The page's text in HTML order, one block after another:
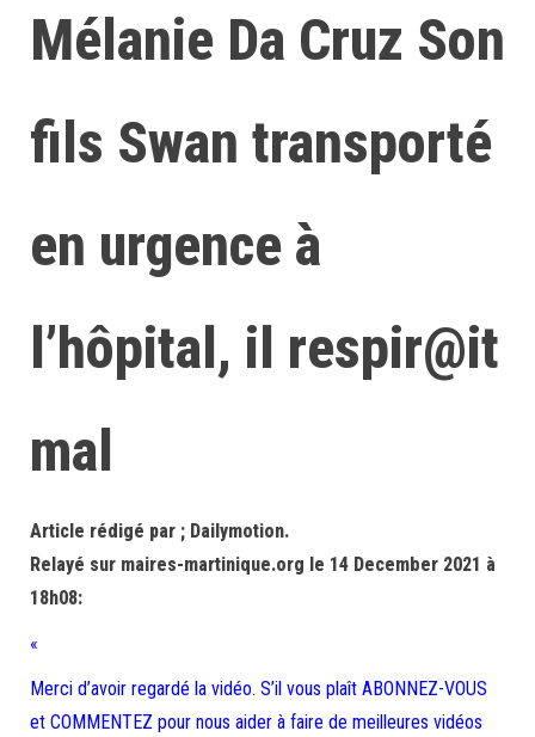
Mélanie Da Cruz Son
fils Swan transporté
en urgence à
l’hôpital, il respir@it
mal
Article rédigé par ; Dailymotion.
Relayé sur maires-martinique.org le 14 December 2021 à
18h08:
«
Merci d’avoir regardé la vidéo. S’il vous plaît ABONNEZ-VOUS
et COMMENTEZ pour nous aider à faire de meilleures vidéos